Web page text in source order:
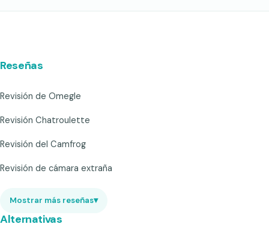
Reseñas
Revisión de Omegle
Revisión Chatroulette
Revisión del Camfrog
Revisión de cámara extraña
Mostrar más reseñas▾
Alternativas